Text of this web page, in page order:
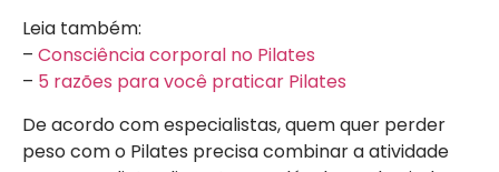
Leia também:
– Consciência corporal no Pilates
– 5 razões para você praticar Pilates
De acordo com especialistas, quem quer perder
peso com o Pilates precisa combinar a atividade